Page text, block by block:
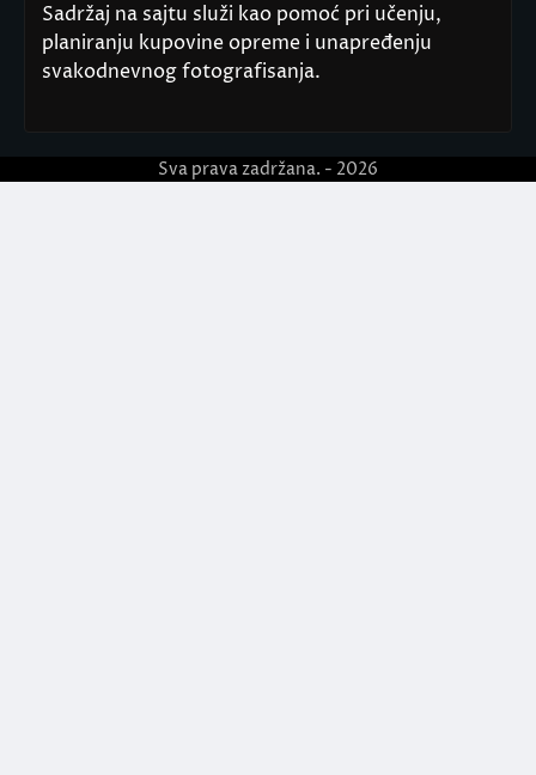
Sadržaj na sajtu služi kao pomoć pri učenju,
planiranju kupovine opreme i unapređenju
svakodnevnog fotografisanja.